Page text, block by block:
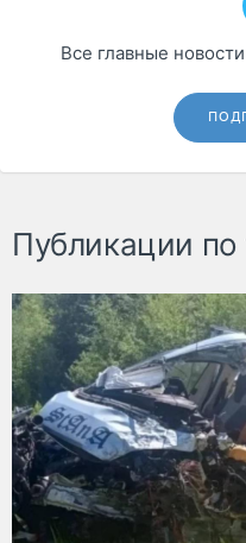
Все главные
Публикации по